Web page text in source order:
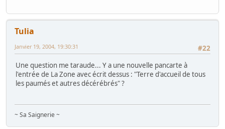
Tulia
#22
Janvier 19, 2004, 19:30:31
Une question me taraude... Y a une nouvelle pancarte à
l'entrée de La Zone avec écrit dessus : "Terre d'accueil de tous
les paumés et autres décérébrés" ?
~ Sa Saignerie ~